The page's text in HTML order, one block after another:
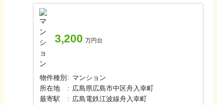
3,200 万円台
物件種別 : マンション
所在地
: 広島県広島市中区舟入幸町
最寄駅
: 広島電鉄江波線舟入幸町